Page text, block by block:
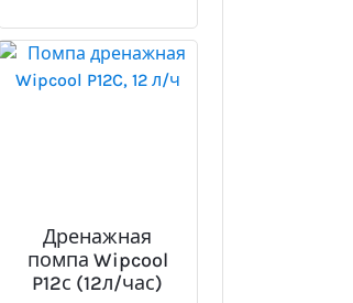
Дренажная
помпа Wipcool
P12с (12л/час)